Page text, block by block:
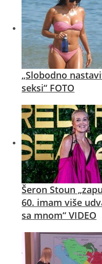
„Slobodno
seksi“ FOTO
Šeron Stoun
60. imam više
sa mnom“ VIDEO